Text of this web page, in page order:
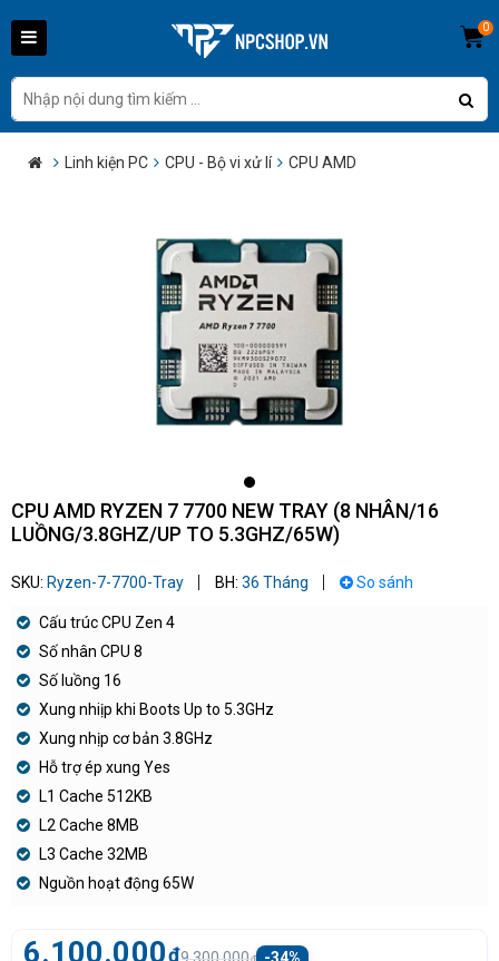
0
Linh kiện PC CPU - Bộ vi xử lí CPU AMD
CPU AMD RYZEN 7 7700 NEW TRAY (8 NHÂN/16
LUỒNG/3.8GHZ/UP TO 5.3GHZ/65W)
SKU: Ryzen-7-7700-Tray BH: 36 Tháng So sánh
Cấu trúc CPU Zen 4
Số nhân CPU 8
Số luồng 16
Xung nhiịp khi Boots Up to 5.3GHz
Xung nhịp cơ bản 3.8GHz
Hỗ trợ ép xung Yes
L1 Cache 512KB
L2 Cache 8MB
L3 Cache 32MB
Nguồn hoạt động 65W
6.100.000đ